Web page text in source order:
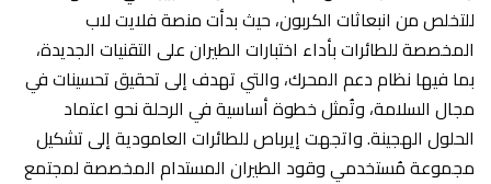
للتخلص من انبعاثات الكربون، حيث بدأت منصة فلايت لاب
المخصصة للطائرات بأداء اختبارات الطيران على التقنيات الجديدة،
بما فيها نظام دعم المحرك، والتي تهدف إلى تحقيق تحسينات في
مجال السلامة، وتُمثل خطوة أساسية في الرحلة نحو اعتماد
الحلول الهجينة. واتجهت إيرباص للطائرات العامودية إلى تشكيل
مجموعة مُستخدمي وقود الطيران المستدام المخصصة لمجتمع